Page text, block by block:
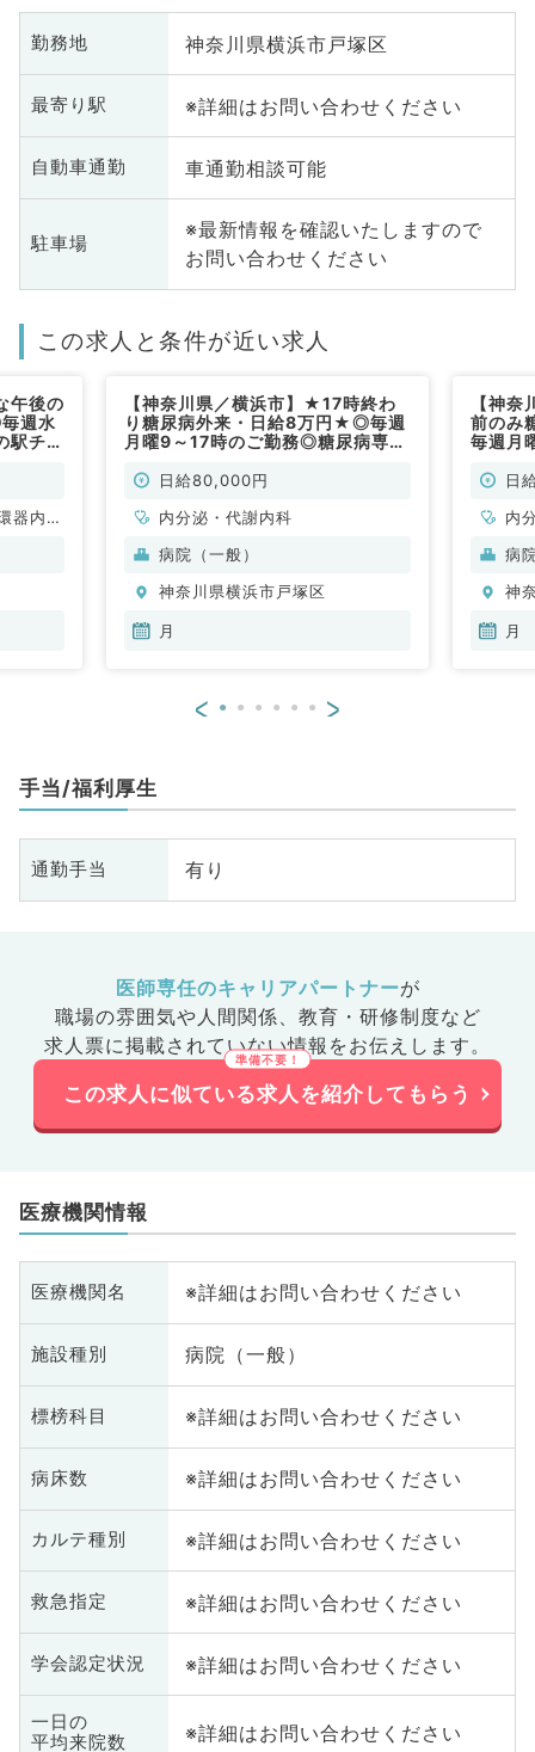
勤務地 神奈川県横浜市戸塚区
最寄り駅 ※詳細はお問い合わせください
自動車通勤 車通勤相談可能
駐車場
※最新情報を確認いたしますので
お問い合わせください
この求人と条件が近い求人
午後の
週水
駅チカ
器内
【神奈川県／横浜市】★17時終わ
り糖尿病外来・日給8万円★◎毎週
月曜9～17時のご勤務◎糖尿病専門
本糖尿病症例のみをお任せ～（内分
日給80,000円
内分泌・代謝内科
病院（一般）
神奈川県横浜市戸塚区
月
【神
前のみ
毎週月
本糖日
内
病
神
月
< >
手当/福利厚生
通勤手当 有り
医師専任のキャリアパートナーが
職場の雰囲気や人間関係、 教育・研修制度など
求人票に掲載されていない情報をお伝えします。
この求人に似ている求人を紹介してもらう
医療機関情報
医療機関名 ※詳細はお問い合わせください
施設種別 病院（一般）
標榜科目 ※詳細はお問い合わせください
病床数 ※詳細はお問い合わせください
カルテ種別 ※詳細はお問い合わせください
救急指定 ※詳細はお問い合わせください
学会認定状況 ※詳細はお問い合わせください
一日の
平均来院数
※詳細はお問い合わせください